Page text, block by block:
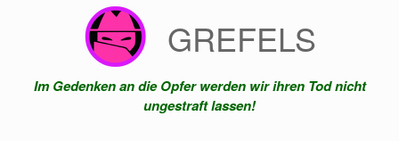
GREFELS
Im Gedenken an die Opfer werden wir ihren Tod nicht
ungestraft lassen!